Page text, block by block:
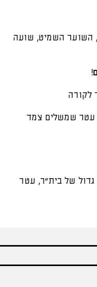
השוער השמיט, שועה
עטר שמשלים צמד
גדול של בית"ר, עטר